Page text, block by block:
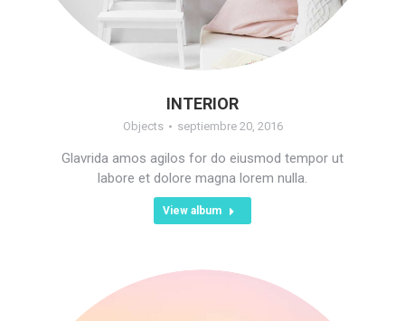
INTERIOR
Objects septiembre 20, 2016
Glavrida amos agilos for do eiusmod tempor ut
labore et dolore magna lorem nulla.
View album